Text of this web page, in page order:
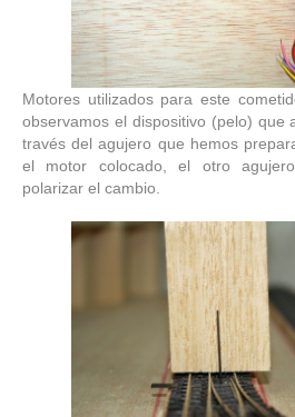
Motores utilizados para este
observamos el dispositivo (pelo) que
través del agujero que hemos
el motor colocado, el otro
polarizar el cambio.